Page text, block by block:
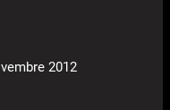
2012